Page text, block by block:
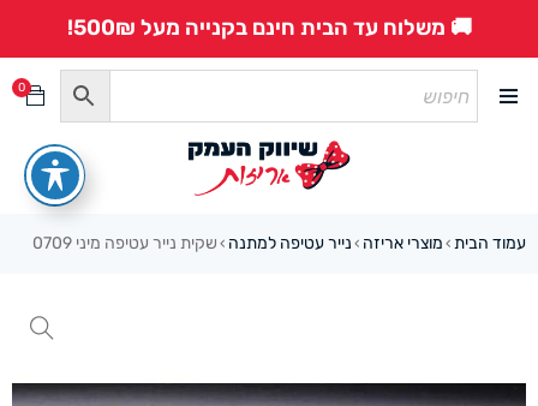
🚚 משלוח עד הבית חינם בקנייה מעל 500₪!
0
עמוד הבית › מוצרי אריזה › נייר עטיפה למתנה › שקית נייר עטיפה מיני 0709